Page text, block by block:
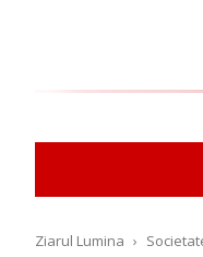
Ziarul Lumina ›